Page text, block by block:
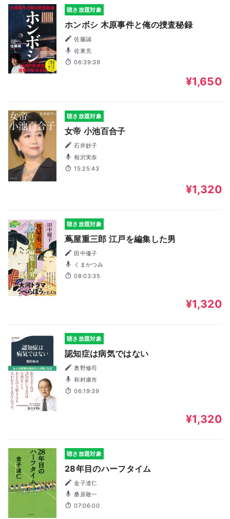
聴き放題対象
ホンボシ 木原事件と俺の捜査秘録
佐藤誠
佐東充
06:39:39
¥1,650
聴き放題対象
女帝 小池百合子
石井妙子
相沢実奈
15:25:43
¥1,320
聴き放題対象
蔦屋重三郎 江戸を編集した男
田中優子
くまかつみ
08:03:35
¥1,320
聴き放題対象
認知症は病気ではない
奥野修司
和村康市
06:19:39
¥1,320
聴き放題対象
28年目のハーフタイム
金子達仁
桑原敬一
07:06:00